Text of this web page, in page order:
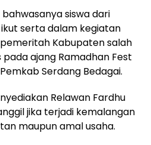
siswa dari
serta dalam kegiatan
Kabupaten salah
ajang Ramadhan Fest
Serdang Bedagai.
Relawan Fardhu
jika terjadi kemalangan
maupun amal usaha.